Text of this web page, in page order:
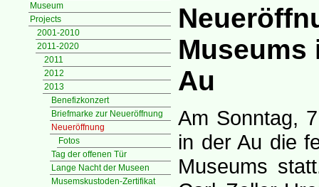
Museum
Projects
2001-2010
2011-2020
2011
2012
2013
Benefizkonzert
Briefmarke zur Neueröffnung
Neueröffnung
Fotos
Tag der offenen Tür
Lange Nacht der Museen
Musemskustoden-Zertifikat
Museums
Au
Am Sonntag,
in der Au die
Museums